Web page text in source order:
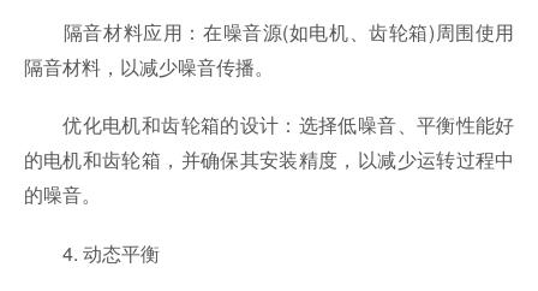
隔音材料应用：在噪音源(如电机、齿轮箱)周围使用
隔音材料，以减少噪音传播。
优化电机和齿轮箱的设计：选择低噪音、平衡性能好
的电机和齿轮箱，并确保其安装精度，以减少运转过程中
的噪音。
4. 动态平衡